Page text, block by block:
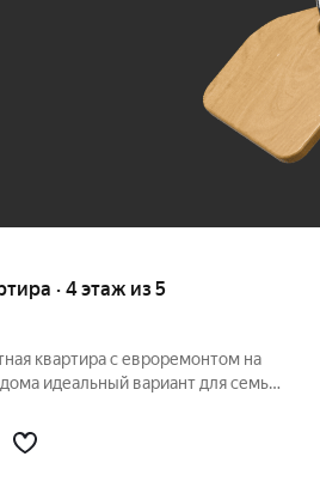
· 4 этаж из 5
квартира с евроремонтом на
семьи
открывается спокойный вид во